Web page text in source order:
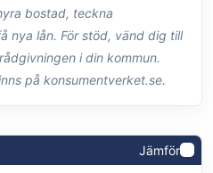
teckna
nya lån. För stöd, vänd dig till
i din kommun.
på konsumentverket.se.
Jämför